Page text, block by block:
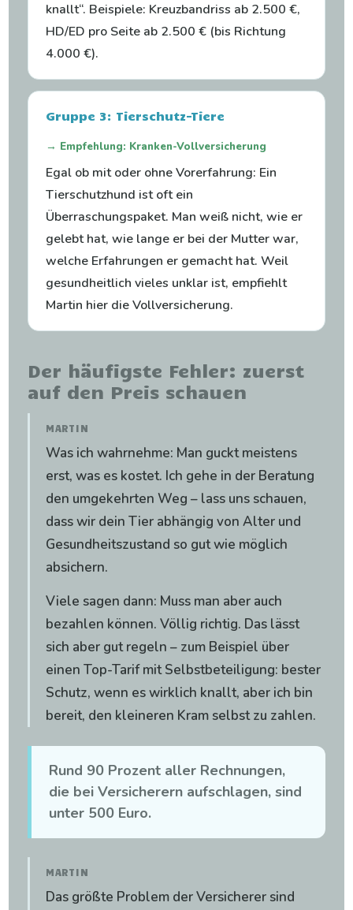
knallt“. Beispiele: Kreuzbandriss ab 2.500 €,
HD/ED pro Seite ab 2.500 € (bis Richtung
4.000 €).
Gruppe 3: Tierschutz-Tiere
→ Empfehlung: Kranken-Vollversicherung
Egal ob mit oder ohne Vorerfahrung: Ein
Tierschutzhund ist oft ein
Überraschungspaket. Man weiß nicht, wie er
gelebt hat, wie lange er bei der Mutter war,
welche Erfahrungen er gemacht hat. Weil
gesundheitlich vieles unklar ist, empfiehlt
Martin hier die Vollversicherung.
Der häufigste Fehler: zuerst
auf den Preis schauen
MARTIN
Was ich wahrnehme: Man guckt meistens
erst, was es kostet. Ich gehe in der Beratung
den umgekehrten Weg – lass uns schauen,
dass wir dein Tier abhängig von Alter und
Gesundheitszustand so gut wie möglich
absichern.
Viele sagen dann: Muss man aber auch
bezahlen können. Völlig richtig. Das lässt
sich aber gut regeln – zum Beispiel über
einen Top-Tarif mit Selbstbeteiligung: bester
Schutz, wenn es wirklich knallt, aber ich bin
bereit, den kleineren Kram selbst zu zahlen.
Rund 90 Prozent aller Rechnungen,
die bei Versicherern aufschlagen, sind
unter 500 Euro.
MARTIN
Das größte Problem der Versicherer sind